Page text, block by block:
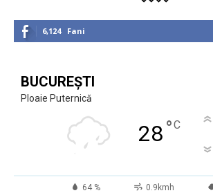
6,124 Fani
BUCUREȘTI
Ploaie Puternică
28°C
64 % 0.9kmh